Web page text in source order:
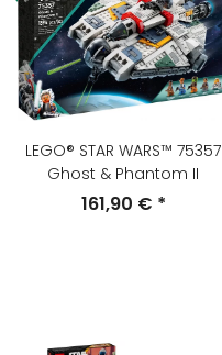
LEGO® STAR WARS™ 75357
Ghost & Phantom II
161,90 € *